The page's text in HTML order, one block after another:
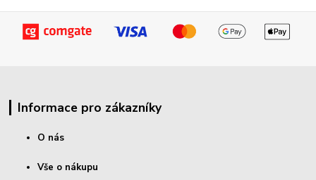
Informace pro zákazníky
O nás
Vše o nákupu